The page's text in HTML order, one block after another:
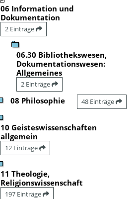
06 Information und
Dokumentation
2 Einträge
06.30 Bibliothekswesen,
Dokumentationswesen:
Allgemeines
2 Einträge
08 Philosophie 48 Einträge
10 Geisteswissenschaften
allgemein
12 Einträge
11 Theologie,
Religionswissenschaft
197 Einträge